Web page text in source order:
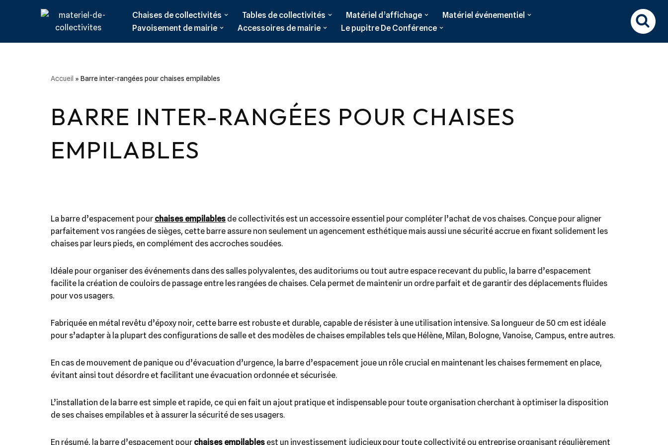
Chaises de collectivités Tables de collectivités Matériel d’affichage
Matériel événementiel
Pavoisement de mairie
Accessoires de mairie Le pupitre De Conférence
Accueil » Barre inter-rangées pour chaises empilables
BARRE INTER-RANGÉES POUR CHAISES
EMPILABLES
La barre d’espacement pour chaises empilables de collectivités est un accessoire essentiel pour compléter l’achat de vos chaises. Conçue pour aligner
parfaitement vos rangées de sièges, cette barre assure non seulement un agencement esthétique mais aussi une sécurité accrue en fixant solidement les
chaises par leurs pieds, en complément des accroches soudées.
Idéale pour organiser des événements dans des salles polyvalentes, des auditoriums ou tout autre espace recevant du public, la barre d’espacement
facilite la création de couloirs de passage entre les rangées de chaises. Cela permet de maintenir un ordre parfait et de garantir des déplacements fluides
pour vos usagers.
Fabriquée en métal revêtu d’époxy noir, cette barre est robuste et durable, capable de résister à une utilisation intensive. Sa longueur de 50 cm est idéale
pour s’adapter à la plupart des configurations de salle et des modèles de chaises empilables tels que Hélène, Milan, Bologne, Vanoise, Campus, entre autres.
En cas de mouvement de panique ou d’évacuation d’urgence, la barre d’espacement joue un rôle crucial en maintenant les chaises fermement en place,
évitant ainsi tout désordre et facilitant une évacuation ordonnée et sécurisée.
L’installation de la barre est simple et rapide, ce qui en fait un ajout pratique et indispensable pour toute organisation cherchant à optimiser la disposition
de ses chaises empilables et à assurer la sécurité de ses usagers.
En résumé, la barre d’espacement pour chaises empilables est un investissement judicieux pour toute collectivité ou entreprise organisant régulièrement